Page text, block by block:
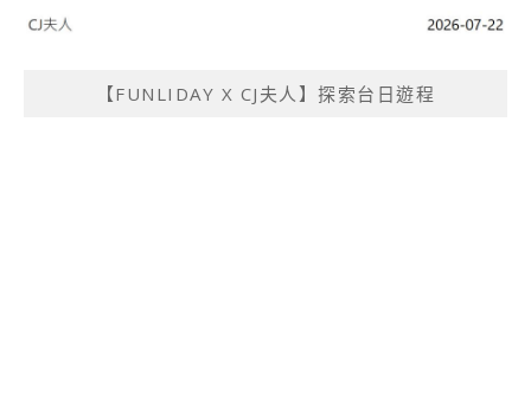
【FUNLIDAY X CJ夫人】探索台日遊程